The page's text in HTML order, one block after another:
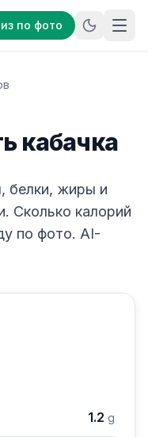
по фото
кабачка
белки, жиры и
Сколько калорий
по фото. AI-
1.2 g